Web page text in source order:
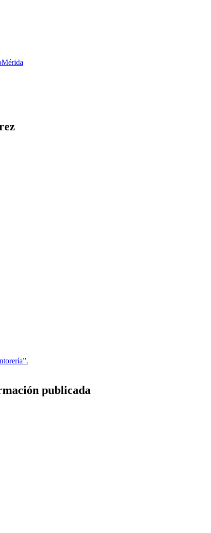
Mérida
publicada